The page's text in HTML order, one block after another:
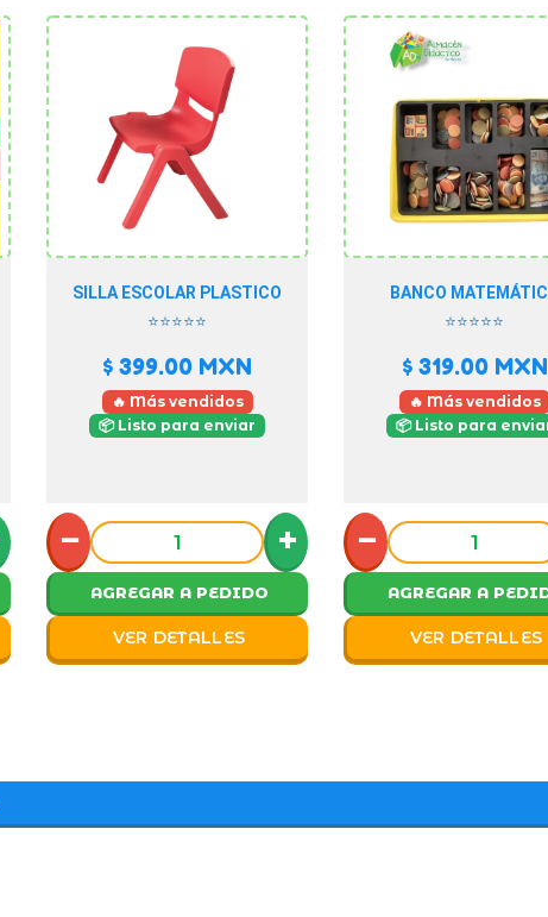
SILLA ESCOLAR PLASTICO
⭐⭐⭐⭐⭐
$ 399.00 MXN
🔥 Más vendidos
📦 Listo para enviar
− +
AGREGAR A PEDIDO
VER DETALLES
BANCO
⭐⭐⭐⭐⭐
$ 319.00MXN
🔥 Más vendidos
📦 Listo para
−
AGREGAR A
VER DETALLES